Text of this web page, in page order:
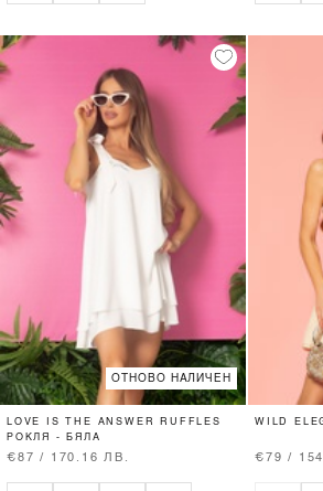
ОТНОВО НАЛИЧЕН
LOVE IS THE ANSWER RUFFLES
РОКЛЯ - БЯЛА
€87 / 170.16 ЛВ.
WILD
€79 /